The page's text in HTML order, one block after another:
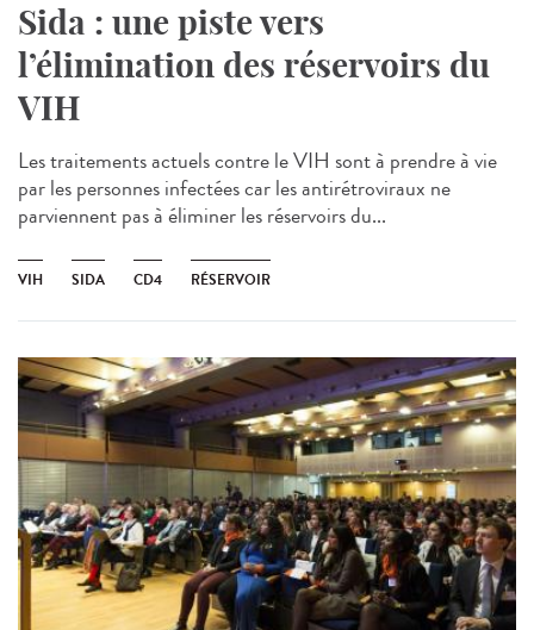
Sida : une piste vers
l’élimination des réservoirs du
VIH
Les traitements actuels contre le VIH sont à prendre à vie
par les personnes infectées car les antirétroviraux ne
parviennent pas à éliminer les réservoirs du...
VIH SIDA CD4 RÉSERVOIR